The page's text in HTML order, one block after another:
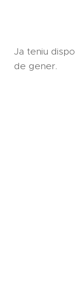
Ja teniu
de gener.